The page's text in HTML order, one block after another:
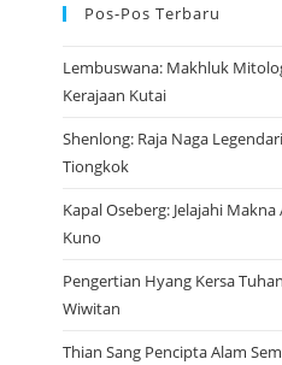
Pos-Pos Terbaru
Lembuswana: Makhluk
Kerajaan Kutai
Shenlong: Raja Naga
Tiongkok
Kapal Oseberg: Jelajahi
Kuno
Pengertian Hyang Kersa
Wiwitan
Thian Sang Pencipta Alam